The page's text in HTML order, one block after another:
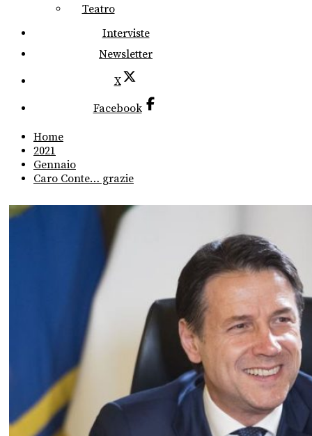
Teatro
Interviste
Newsletter
X
Facebook
Home
2021
Gennaio
Caro Conte… grazie